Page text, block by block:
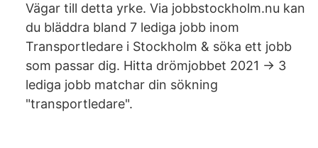
Vägar till detta yrke. Via jobbstockholm.nu kan
du bläddra bland 7 lediga jobb inom
Transportledare i Stockholm & söka ett jobb
som passar dig. Hitta drömjobbet 2021 → 3
lediga jobb matchar din sökning
"transportledare".